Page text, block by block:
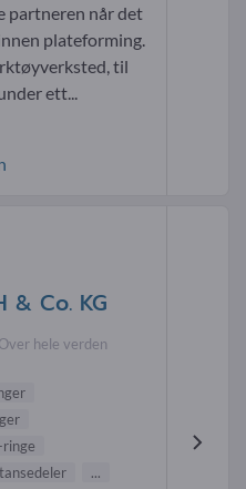
partneren når det
plateforming.
til
ett...
& Co. KG
Over hele verden
...